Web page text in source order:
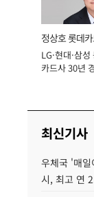
정상호 롯데
장
LG·현대·삼
카드사 30년
최신기사
우체국 '매
시, 최고 연